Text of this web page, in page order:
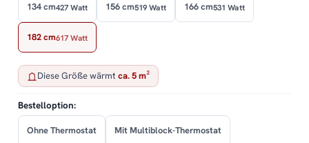
134 cm427 Watt 156 cm519 Watt 166 cm531 Watt
182 cm617 Watt
Diese Größe wärmt ca. 5 m²
Bestelloption:
Ohne Thermostat Mit Multiblock-Thermostat